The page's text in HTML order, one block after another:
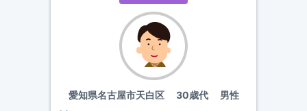
愛知県名古屋市天白区30歳代 男性